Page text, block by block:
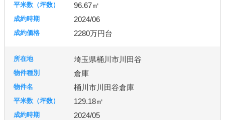
96.67㎡
2024/06
2280万円台
埼玉県桶川市川田谷
倉庫
桶川市川田谷倉庫
129.18㎡
2024/05